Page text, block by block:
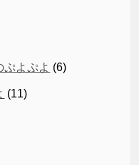
ぷよぷよ (6)
(11)